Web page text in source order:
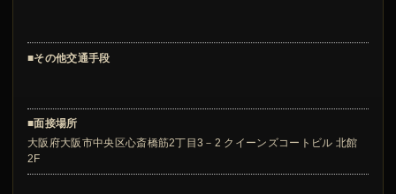
■その他交通手段
■面接場所
大阪府大阪市中央区心斎橋筋2丁目3－2 クイーンズコートビル 北館
2F